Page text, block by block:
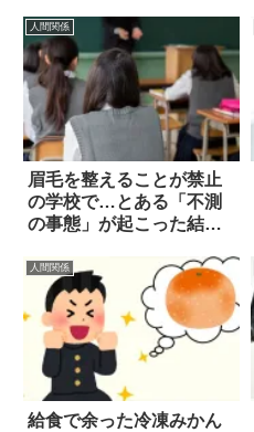
人間関係
眉毛を整えることが禁止
の学校で…とある「不測
の事態」が起こった結
人間関係
給食で余った冷凍みかん